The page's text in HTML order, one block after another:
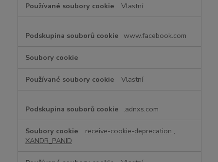
Vlastní
www.facebook.com
Vlastní
.adnxs.com
receive-cookie-deprecation ,
XANDR_PANID